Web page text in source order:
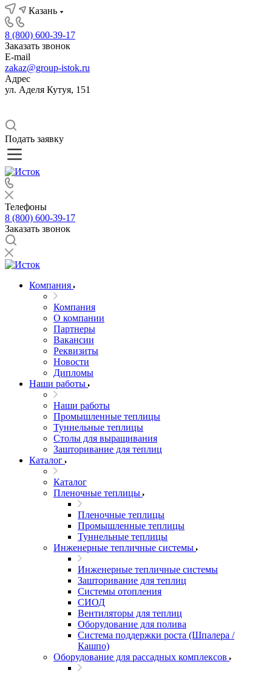
Казань
8 (800) 600-39-17
Заказать звонок
E-mail
zakaz@group-istok.ru
Адрес
ул. Аделя Кутуя, 151
Подать заявку
Телефоны
8 (800) 600-39-17
Заказать звонок
Компания
Компания
О компании
Партнеры
Вакансии
Реквизиты
Новости
Дипломы
Наши работы
Наши работы
Промышленные теплицы
Туннельные теплицы
Столы для выращивания
Зашторивание для теплиц
Каталог
Каталог
Пленочные теплицы
Пленочные теплицы
Промышленные теплицы
Туннельные теплицы
Инженерные тепличные системы
Инженерные тепличные системы
Зашторивание для теплиц
Системы отопления
СИОД
Вентиляторы для теплиц
Оборудование для полива
Система поддержки роста (Шпалера /
Кашпо)
Оборудование для рассадных комплексов